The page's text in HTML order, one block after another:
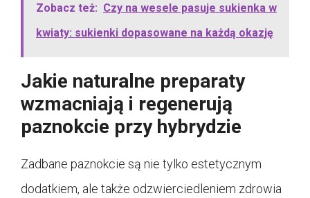
Zobacz też: Czy na wesele pasuje sukienka w
kwiaty: sukienki dopasowane na każdą okazję
Jakie naturalne preparaty
wzmacniają i regenerują
paznokcie przy hybrydzie
Zadbane paznokcie są nie tylko estetycznym
dodatkiem, ale także odzwierciedleniem zdrowia